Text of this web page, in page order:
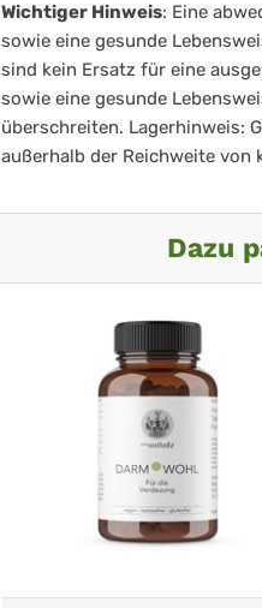
Wichtiger Hinweis: Eine
sowie eine gesunde
sind kein Ersatz für eine
sowie eine gesunde
überschreiten. Lagerhinweis:
außerhalb der Reichweite von
Dazu